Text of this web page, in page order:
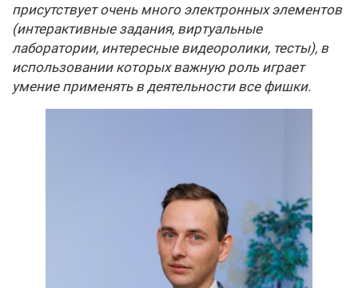
присутствует очень много электронных элементов
(интерактивные задания, виртуальные
лаборатории, интересные видеоролики, тесты), в
использовании которых важную роль играет
умение применять в деятельности все фишки.